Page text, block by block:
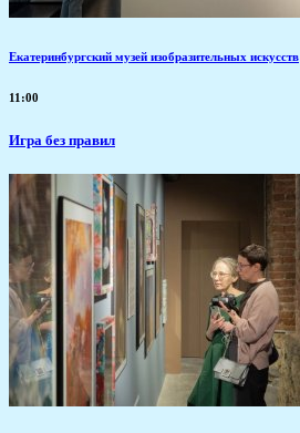
Екатеринбургский музей изобразительных искусств
11:00
​Игра без правил